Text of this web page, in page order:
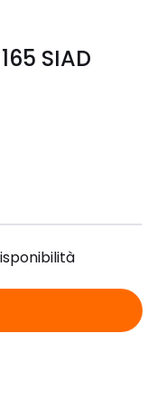
SIAD